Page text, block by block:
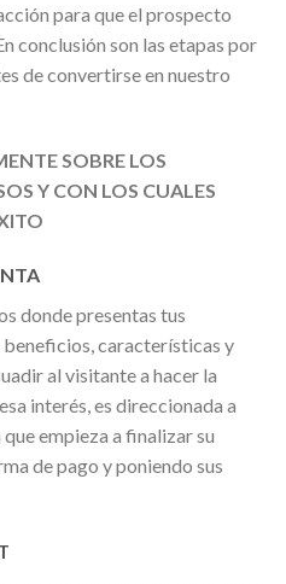
para que el prospecto
conclusión son las etapas por
de convertirse en nuestro
SOBRE LOS
Y CON LOS CUALES
donde presentas tus
beneficios, características y
al visitante a hacer la
interés, es direccionada a
empieza a finalizar su
de pago y poniendo sus